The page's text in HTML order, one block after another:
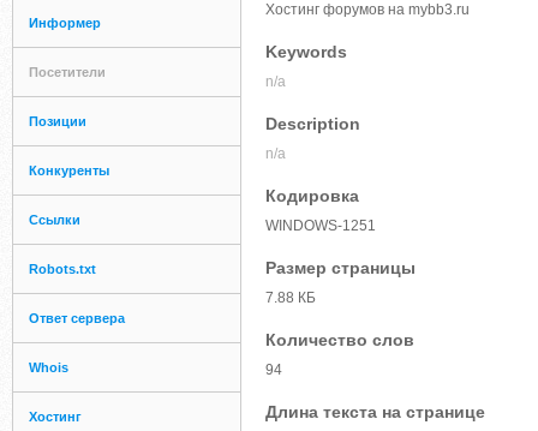
Информер
Посетители
Позиции
Конкуренты
Ссылки
Robots.txt
Ответ сервера
Whois
Хостинг
Хостинг форумов на mybb3.ru
Keywords
n/a
Description
n/a
Кодировка
WINDOWS-1251
Размер страницы
7.88 КБ
Количество слов
94
Длина текста на странице